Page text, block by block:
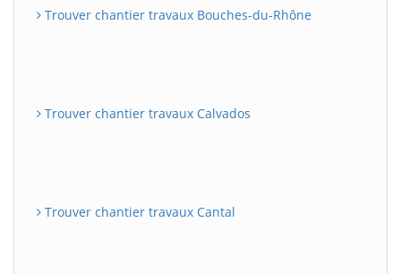
Trouver chantier travaux Bouches-du-Rhône
Trouver chantier travaux Calvados
Trouver chantier travaux Cantal